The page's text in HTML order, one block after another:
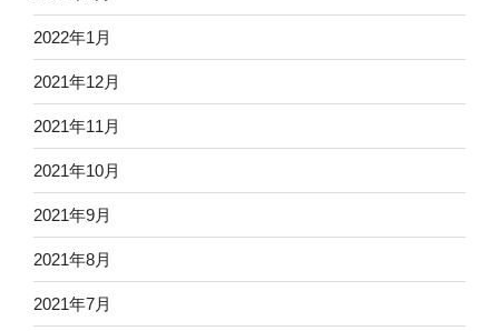
2022年1月
2021年12月
2021年11月
2021年10月
2021年9月
2021年8月
2021年7月